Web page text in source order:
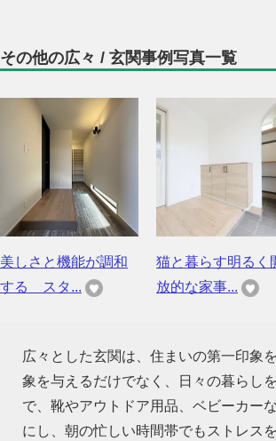
その他の広々 / 玄関事例写真一覧
美しさと機能が調和
する スタ...
猫と暮らす明るく
放的な家事...
広々とした玄関は、住まいの第一印象
象を与えるだけでなく、日々の暮らし
で、靴やアウトドア用品、ベビーカー
にし、朝の忙しい時間帯でもストレス